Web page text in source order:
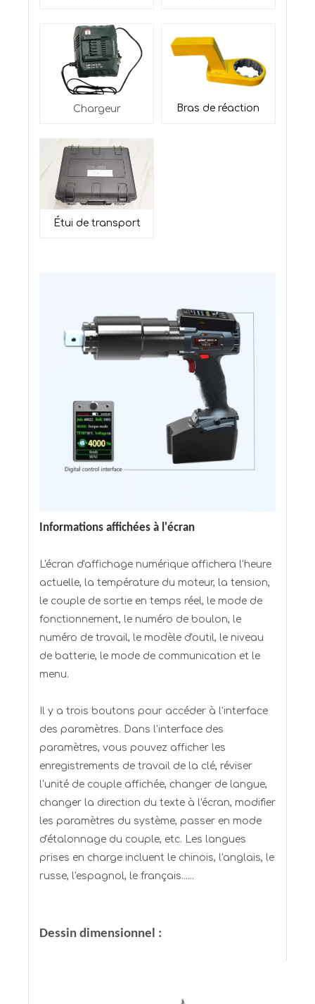
Chargeur Bras de réaction
Étui de transport
Informations affichées à l'écran
L'écran d'affichage numérique affichera l'heure
actuelle, la température du moteur, la tension,
le couple de sortie en temps réel, le mode de
fonctionnement, le numéro de boulon, le
numéro de travail, le modèle d'outil, le niveau
de batterie, le mode de communication et le
menu.
Il y a trois boutons pour accéder à l'interface
des paramètres. Dans l'interface des
paramètres, vous pouvez afficher les
enregistrements de travail de la clé, réviser
l'unité de couple affichée, changer de langue,
changer la direction du texte à l'écran, modifier
les paramètres du système, passer en mode
d'étalonnage du couple, etc. Les langues
prises en charge incluent le chinois, l'anglais, le
russe, l'espagnol, le français......
Dessin dimensionnel :